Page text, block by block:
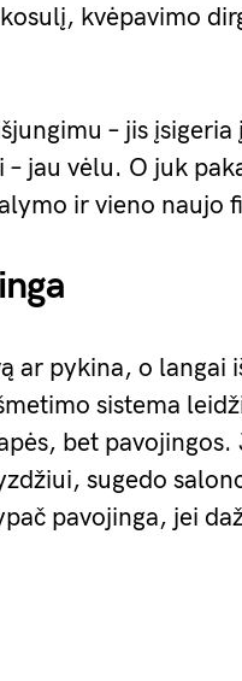
kvėpavimo
– jis įsigeria
jau vėlu. O juk
ir vieno naujo
ar pykina, o langai
sistema
bet pavojingos.
sugedo
pavojinga, jei